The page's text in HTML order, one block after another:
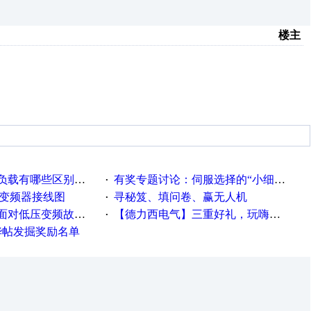
楼主
哪些区别？？？ · 有奖专题讨论：伺服选择的“小细节大学问”奖励公告
频器接线图
· 寻秘笈、填问卷、赢无人机
障，老手是这样解决的！
·
【德力西电气】三重好礼，玩嗨夏日！
发掘奖励名单